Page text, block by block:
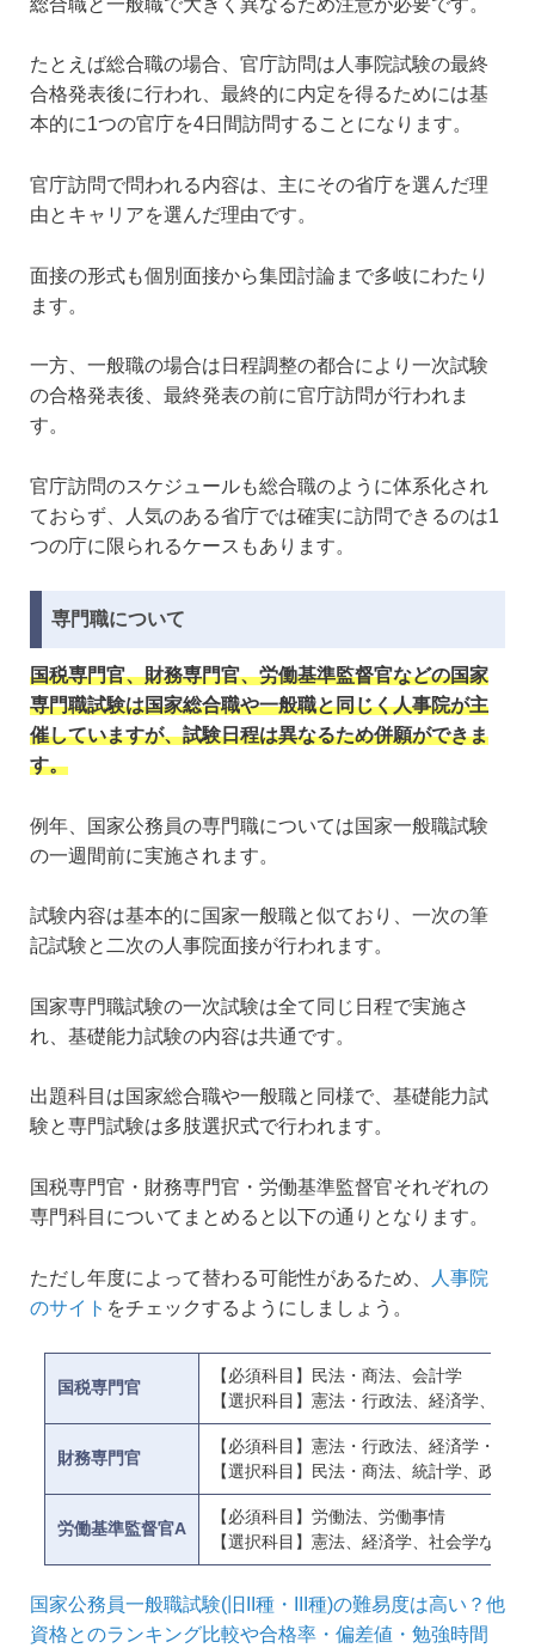
たとえば総合職の場合、官庁訪問は人事院試験の最終
合格発表後に行われ、最終的に内定を得るためには基
本的に1つの官庁を4日間訪問することになります。
官庁訪問で問われる内容は、主にその省庁を選んだ理
由とキャリアを選んだ理由です。
面接の形式も個別面接から集団討論まで多岐にわたり
ます。
一方、一般職の場合は日程調整の都合により一次試験
の合格発表後、最終発表の前に官庁訪問が行われま
す。
官庁訪問のスケジュールも総合職のように体系化され
ておらず、人気のある省庁では確実に訪問できるのは1
つの庁に限られるケースもあります。
専門職について
国税専門官、財務専門官、労働基準監督官などの国家
専門職試験は国家総合職や一般職と同じく人事院が主
催していますが、試験日程は異なるため併願ができま
す。
例年、国家公務員の専門職については国家一般職試験
の一週間前に実施されます。
試験内容は基本的に国家一般職と似ており、一次の筆
記試験と二次の人事院面接が行われます。
国家専門職試験の一次試験は全て同じ日程で実施さ
れ、基礎能力試験の内容は共通です。
出題科目は国家総合職や一般職と同様で、基礎能力試
験と専門試験は多肢選択式で行われます。
国税専門官・財務専門官・労働基準監督官それぞれの
専門科目についてまとめると以下の通りとなります。
ただし年度によって替わる可能性があるため、
人事院
のサイト をチェックするようにしましょう。
国税専門官
【必須科目】民法・商法、会計学
【選択科目】憲法・行政法、経済学、政
財務専門官
【必須科目】憲法・行政法、経済学・財
【選択科目】民法・商法、統計学、政治
労働基準監督官A
【必須科目】労働法、労働事情
【選択科目】憲法、経済学、社会学など7
国家公務員一般職試験(旧II種・III種)の難易度は高い？他
資格とのランキング比較や合格率・偏差値・勉強時間